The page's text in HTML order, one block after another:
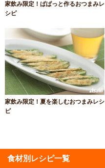
家飲み限定！ぱぱっと作るおつまみレ
シピ
家飲み限定！夏を楽しむおつまみレシ
ピ
食材別レシピ一覧